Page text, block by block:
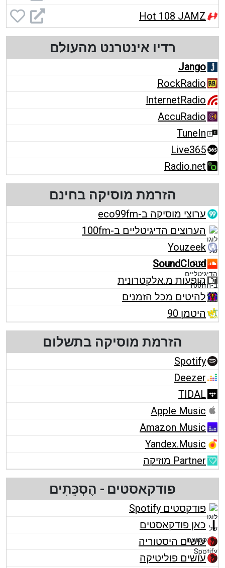
Hot 108 JAMZ
רדיו אינטרנט מהעולם
Jango
RockRadio
InternetRadio
AccuRadio
TuneIn
Live365
Radio.net
הזרמת מוסיקה בחינם
ערוצי מוסיקה ב-eco99fm
הערוצים הדיגיטליים ב-100fm
Youzeek
SoundCloud
הופעות מ.אלקטרונית
להיטים מכל הזמנים
היטמן 90
הזרמת מוסיקה בתשלום
Spotify
Deezer
TIDAL
Apple Music
Amazon Music
Yandex.Music
Partner מוזיקה
פודקאסטים - הֶסְכֵּתִים
פודקסטים Spotify
כאן פודקאסטים
עושים היסטוריה
עושים פוליטיקה